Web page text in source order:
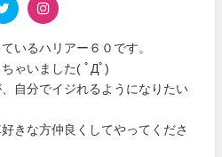
いるハリアー６０です。
ゃいました( ﾟДﾟ)
自分でイジれるようになりたい
きな方仲良くしてやってくださ